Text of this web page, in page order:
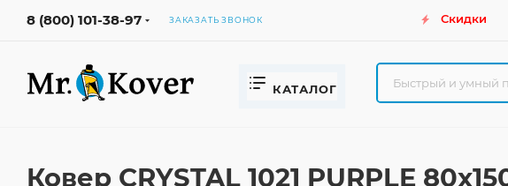
8 (800) 101-38-97 ЗАКАЗАТЬ ЗВОНОК Скидки
КАТАЛОГ
Ковер CRYSTAL 1021 PURPLE